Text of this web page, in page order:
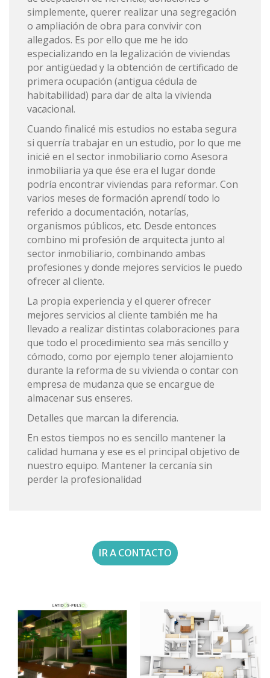
simplemente, querer realizar una segregación
o ampliación de obra para convivir con
allegados. Es por ello que me he ido
especializando en la legalización de viviendas
por antigüedad y la obtención de certificado de
primera ocupación (antigua cédula de
habitabilidad) para dar de alta la vivienda
vacacional.
Cuando finalicé mis estudios no estaba segura
si querría trabajar en un estudio, por lo que me
inicié en el sector inmobiliario como Asesora
inmobiliaria ya que ése era el lugar donde
podría encontrar viviendas para reformar. Con
varios meses de formación aprendí todo lo
referido a documentación, notarías,
organismos públicos, etc. Desde entonces
combino mi profesión de arquitecta junto al
sector inmobiliario, combinando ambas
profesiones y donde mejores servicios le puedo
ofrecer al cliente.
La propia experiencia y el querer ofrecer
mejores servicios al cliente también me ha
llevado a realizar distintas colaboraciones para
que todo el procedimiento sea más sencillo y
cómodo, como por ejemplo tener alojamiento
durante la reforma de su vivienda o contar con
empresa de mudanza que se encargue de
almacenar sus enseres.
Detalles que marcan la diferencia.
En estos tiempos no es sencillo mantener la
calidad humana y ese es el principal objetivo de
nuestro equipo. Mantener la cercanía sin
perder la profesionalidad
IR A CONTACTO